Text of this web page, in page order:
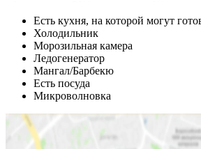
Есть кухня, на которой могут
Холодильник
Морозильная камера
Ледогенератор
Мангал/Барбекю
Есть посуда
Микроволновка